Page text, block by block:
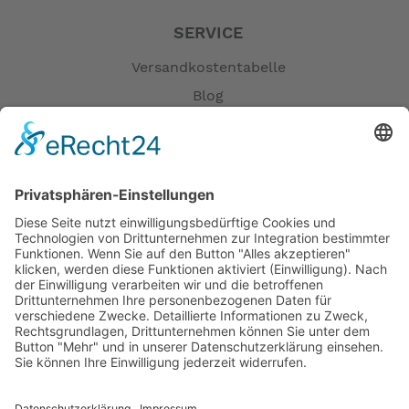
SERVICE
Versandkostentabelle
Blog
Versandpartner
Verfügbarkeiten
Zahlung und Versand
Datenschutz
Fernabsatz